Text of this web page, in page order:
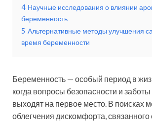
4 Научные исследования о влиянии
беременность
5 Альтернативные методы улучшения
время беременности
Беременность — особый период в
когда вопросы безопасности и
выходят на первое место. В поисках
облегчения дискомфорта, связанного